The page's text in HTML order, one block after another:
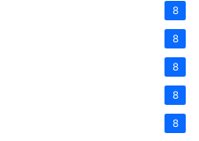
8
8
8
8
8